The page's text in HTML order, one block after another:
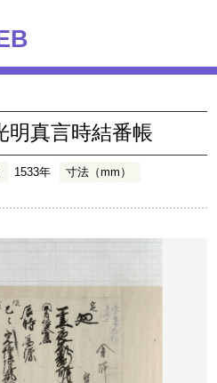
明真言時結番帳
1533年
寸法（mm）